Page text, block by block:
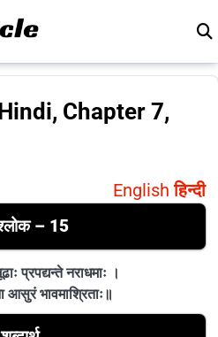
Chapter 7,
English हिन्दी
– 15
प्रपद्यन्ते नराधमाः ।
आसुरं भावमाश्रिताः॥